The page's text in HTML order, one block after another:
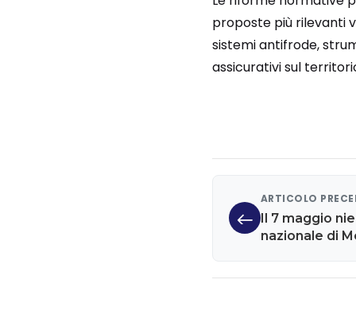
proposte più rilevanti
sistemi antifrode,
assicurativi sul
ARTICOLO
Il 7 maggio
nazionale di